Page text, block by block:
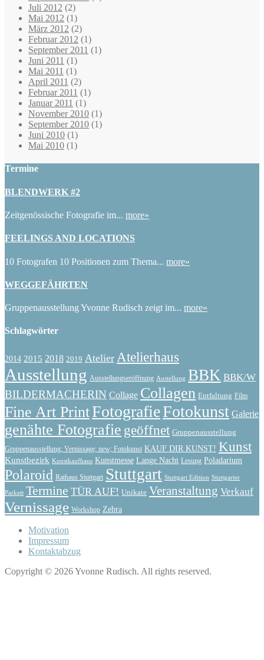
Juli 2012 (2)
Mai 2012 (1)
März 2012 (2)
Februar 2012 (1)
September 2011 (1)
Juni 2011 (1)
Mai 2011 (1)
April 2011 (2)
Februar 2011 (1)
Januar 2011 (1)
November 2010 (1)
September 2010 (1)
Juni 2010 (1)
Mai 2010 (1)
Termine
BLENDWERK #2
Zeitgenössische Fotografie im... more»
FEELINGS AND LOCATIONS
10 Fotografen 10 Positionen zum Thema... more»
WEGGEFÄHRTEN
Gruppenausstellung Yvonne Rudisch zeigt im... more»
Schlagwörter
2014 2015 2018 2019 Atelier Atelierhaus
Ausstellung Ausstellungseröffnung Austellung BBK BBK/W
BILDERMACHERIN Collage Collagen Entfaltung Film
Fine Art PrintFotografieFotokunst Galerie
genähte Fotografie geöffnet Gruppenausstellung
Gruppenausstellung; Vernissage; new; Fotokunst KAUF DIR KUNST! Kunst
Kunstbezirk Kunstkaufhaus Kunstmesse Lange Nacht Lesung Poladarium
Polaroid Rathaus Stuttgart Stuttgart Stuttgart Edition Stuttgarter
Parkett Termine TÜR AUF! Unikate Veranstaltung Verkauf
Vernissage Workshop Zebra
Motivation
Impressum
Kontaktabzug
Copyright © 2026 Yvonne Rudisch. All rights reserved.